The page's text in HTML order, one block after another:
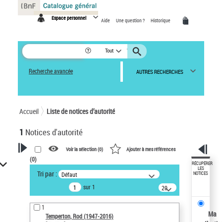
Espace personnel Aide Une question ? Historique
Tout
Recherche avancée AUTRES RECHERCHES
Accueil Liste de notices d’autorité
1 Notices d'autorité
VOTRE RECHERCHE
Recherche avancée dans les
notices d’autorité
Œuvres liées à l'auteur :
Temperton, Rod (1947-2016)
Voir la sélection (0) Ajouter à mes références
(0)
Tri par : Défaut
sur 1
20
résultats/page
1
Temperton, Rod (1947-2016)
RÉCUPÉRER
LES
NOTICES
Ma
Panneau de gestion des cookies